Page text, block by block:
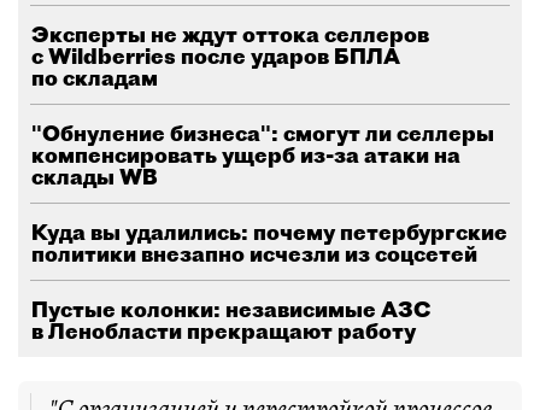
Эксперты не ждут оттока селлеров
с Wildberries после ударов БПЛА
по складам
"Обнуление бизнеса": смогут ли селлеры
компенсировать ущерб из-за атаки на
склады WB
Куда вы удалились: почему петербургские
политики внезапно исчезли из соцсетей
Пустые колонки: независимые АЗС
в Ленобласти прекращают работу